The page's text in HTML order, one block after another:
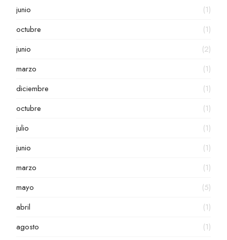
junio
(1)
octubre
(1)
junio
(2)
marzo
(1)
diciembre
(1)
octubre
(1)
julio
(1)
junio
(1)
marzo
(1)
mayo
(5)
abril
(1)
agosto
(1)